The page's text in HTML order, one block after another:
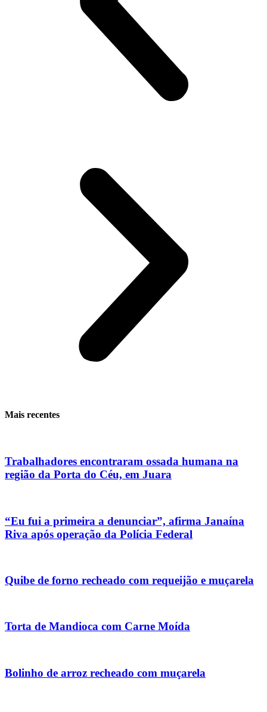
Mais recentes
Trabalhadores encontraram ossada humana na
região da Porta do Céu, em Juara
“Eu fui a primeira a denunciar”, afirma Janaína
Riva após operação da Polícia Federal
Quibe de forno recheado com requeijão e muçarela
Torta de Mandioca com Carne Moída
Bolinho de arroz recheado com muçarela